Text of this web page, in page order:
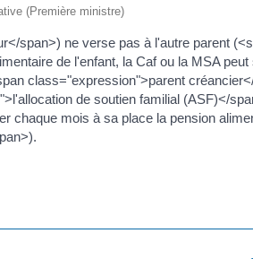
(Première ministre)
span>) ne verse pas à l'autre parent
de l'enfant, la Caf ou la MSA
class="expression">parent
de soutien familial (ASF)</
chaque mois à sa place la pension